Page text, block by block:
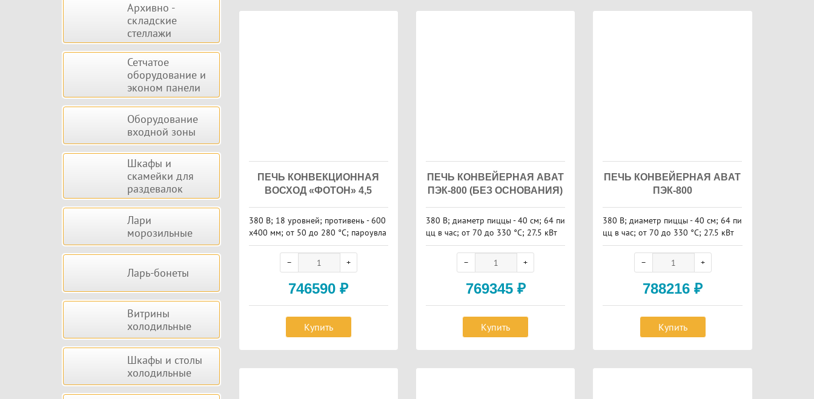
Товары
ПЕЧЬ КОНВЕКЦИОННАЯ
ВОСХОД «ФОТОН» 4,5
380 В; 18 уровней; противень - 600
х400 мм; от 50 до 280 °С; пароувла
жнение; 29 кВт
746590₽
Купить
ПЕЧЬ КОНВЕЙЕРНАЯ ABAT
ПЭК-800 (БЕЗ ОСНОВАНИЯ)
380 В; диаметр пиццы - 40 см; 64 пи
цц в час; от 70 до 330 °С; 27.5 кВт
769345 ₽
Купить
ПЕЧЬ КОНВЕЙЕРНАЯ ABAT
ПЭК-800
380 В; диаметр пиццы - 40 см; 64 пи
цц в час; от 70 до 330 °С; 27.5 кВт
788216₽
Купить
Архивно -
складские
стеллажи
Сетчатое
оборудование и
эконом панели
Оборудование
входной зоны
Шкафы и
скамейки для
раздевалок
Лари
морозильные
Ларь-бонеты
Витрины
холодильные
Шкафы и столы
холодильные